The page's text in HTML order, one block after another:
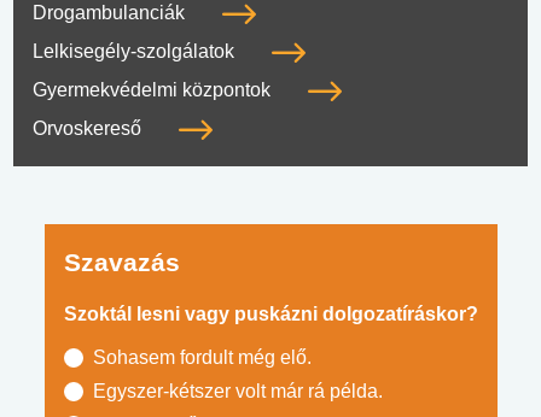
Drogambulanciák
Lelkisegély-szolgálatok
Gyermekvédelmi központok
Orvoskereső
Szavazás
Szoktál lesni vagy puskázni dolgozatíráskor?
Sohasem fordult még elő.
Egyszer-kétszer volt már rá példa.